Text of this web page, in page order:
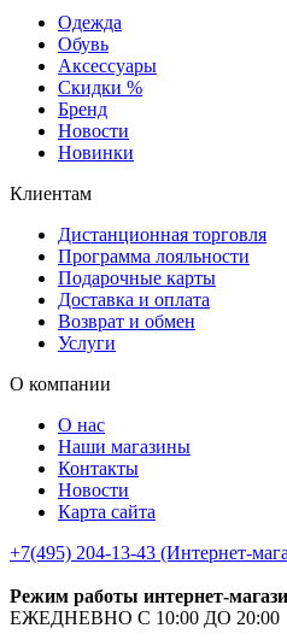
Одежда
Обувь
Аксессуары
Скидки %
Бренд
Новости
Новинки
Клиентам
Дистанционная торговля
Программа лояльности
Подарочные карты
Доставка и оплата
Возврат и обмен
Услуги
О компании
О нас
Наши магазины
Контакты
Новости
Карта сайта
+7(495) 204-13-43 (Интернет-
Режим работы интернет-
ЕЖЕДНЕВНО С 10:00 ДО 20:00